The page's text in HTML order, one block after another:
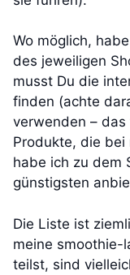
Wo möglich,
des jeweiligen
musst Du die
finden (achte
verwenden –
Produkte, die bei
habe ich zu dem
günstigsten
Die Liste ist
meine smoothie-
teilst, sind